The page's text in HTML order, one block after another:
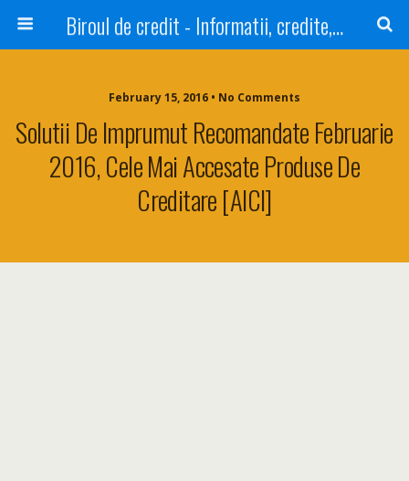
Biroul de credit - Informatii, credite, refinantare
February 15, 2016 • No Comments
Solutii De Imprumut Recomandate Februarie
2016, Cele Mai Accesate Produse De
Creditare [AICI]